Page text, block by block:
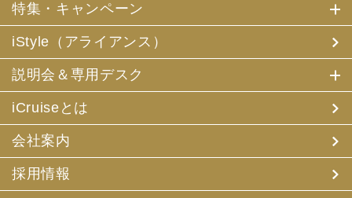
特集・キャンペーン
iStyle（アライアンス）
説明会＆専用デスク
iCruiseとは
会社案内
採用情報